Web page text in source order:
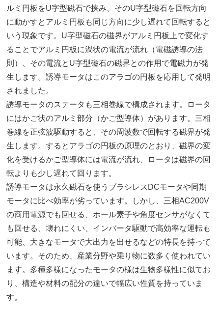
ルミ円板をU字型磁石で挟み、そのU字型磁石を回転方向
に動かすとアルミ円板も同じ方向に少し遅れて回転すると
いう現象です。U字型磁石の磁界がアルミ円板上で変化す
ることでアルミ円板に渦状の電流が流れ（電磁誘導の法
則）、その電流とU字型磁石の磁界との作用で電磁力が発
生します。誘導モータはこのアラゴの円板を応用して発明
されました。
誘導モータのステータも三相巻線で構成されます。ロータ
にはかご状のアルミ部分（かご型導体）があります。三相
巻線を正弦波駆動すると、その周波数で回転する磁界が発
生します。するとアラゴの円板の原理のとおり、磁界の変
化を受けるかご型導体には電流が流れ、ロータは磁界の回
転よりも少し遅れて回ります。
誘導モータは永久磁石を使うブラシレスDCモータや同期
モータに比べ効率が劣っています。しかし、三相AC200V
の商用電源でも回せる、ホール素子や角度センサがなくて
も回せる、壊れにくい、インバータ駆動で高効率な運転も
可能、大きなモータで大出力を出せるなどの特長を持って
います。そのため、産業分野や乗り物に数多く使われてい
ます。多種多様になったモータの様は生物多様性に似てお
り、構造や材料の配分の違いで幅広い性質を持っていま
す。